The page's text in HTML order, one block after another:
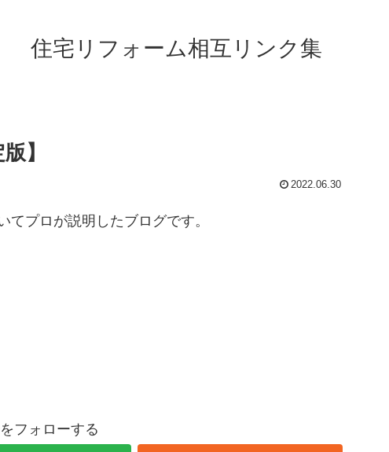
住宅リフォーム相互リンク集
】
2022.06.30
てプロが説明したブログです。
フォローする